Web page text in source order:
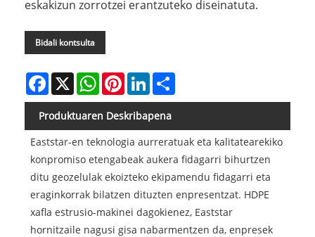
eskakizun zorrotzei erantzuteko diseinatuta.
Bidali kontsulta
Facebook
X WhatsAppPinterestLinkedIn
Produktuaren Deskribapena
Eaststar-en teknologia aurreratuak eta kalitatearekiko
konpromiso etengabeak aukera fidagarri bihurtzen
ditu geozelulak ekoizteko ekipamendu fidagarri eta
eraginkorrak bilatzen dituzten enpresentzat. HDPE
xafla estrusio-makinei dagokienez, Eaststar
hornitzaile nagusi gisa nabarmentzen da, enpresek